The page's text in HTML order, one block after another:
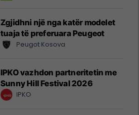
Zgjidhni një nga katër modelet
tuaja të preferuara Peugeot
Peugot Kosova
IPKO vazhdon partneritetin me
Sunny Hill Festival 2026
IPKO